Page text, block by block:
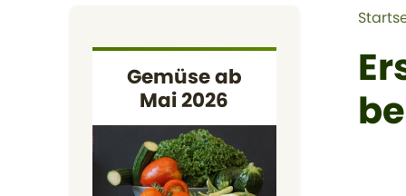
Gemüse ab
Mai 2026